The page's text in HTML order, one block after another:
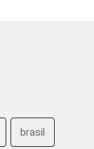
brasil